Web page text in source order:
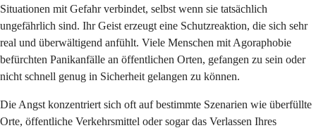
Situationen mit Gefahr verbindet, selbst wenn sie tatsächlich
ungefährlich sind. Ihr Geist erzeugt eine Schutzreaktion, die sich sehr
real und überwältigend anfühlt. Viele Menschen mit Agoraphobie
befürchten Panikanfälle an öffentlichen Orten, gefangen zu sein oder
nicht schnell genug in Sicherheit gelangen zu können.
Die Angst konzentriert sich oft auf bestimmte Szenarien wie überfüllte
Orte, öffentliche Verkehrsmittel oder sogar das Verlassen Ihres